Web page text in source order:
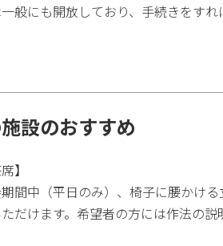
般にも開放しており、手続きをす
設のおすすめ
】
間中（平日のみ）、椅子に腰かけ
だけます。希望者の方には作法の